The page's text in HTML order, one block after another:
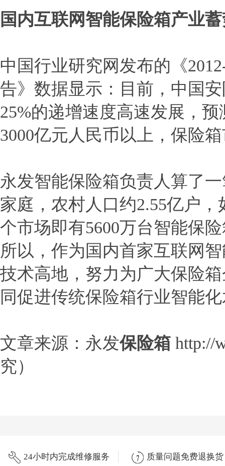
国内互联网智能保险箱产业
中国行业研究网发布的《
告》数据显示：目前，中国
25%的递增速度高速发展，
3000亿元人民币以上，保险
永发智能保险箱负责人算了
家庭，农村人口约2.55亿户
个市场即有5600万台智能保
所以，作为国内首家互联网
技术高地，努力为广大保险
同促进传统保险箱行业智能
文章来源：永发保险箱 http://
究）
24小时内完成维修服务 质量问题免费退换货